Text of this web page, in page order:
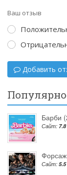
Ваш отзыв
Добавить
Барби
Сайт: 7.8
Сайт: 5.5